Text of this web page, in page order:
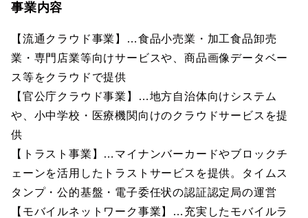
事業内容
【流通クラウド事業】…食品小売業・加工食品卸売
業・専門店業等向けサービスや、商品画像データベー
ス等をクラウドで提供
【官公庁クラウド事業】…地方自治体向けシステム
や、小中学校・医療機関向けのクラウドサービスを提
供
【トラスト事業】…マイナンバーカードやブロックチ
ェーンを活用したトラストサービスを提供。タイムス
タンプ・公的基盤・電子委任状の認証認定局の運営
【モバイルネットワーク事業】…充実したモバイルラ